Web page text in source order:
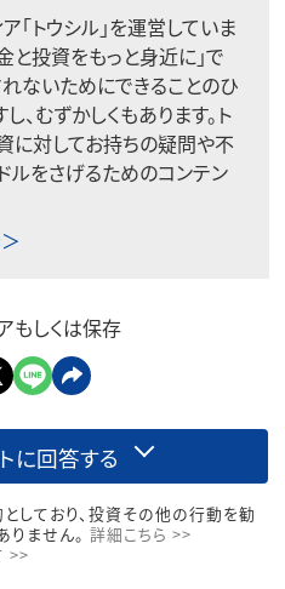
トウシル」を運営していま
と投資をもっと身近に」で
ないためにできることのひ
、むずかしくもあります。ト
に対してお持ちの疑問や不
ルをさげるためのコンテン
もしくは保存
に回答する
しており、投資その他の行動を勧
ません。 詳細こちら >>
>>